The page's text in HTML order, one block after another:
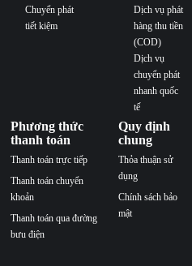
Chuyển phát
tiết kiệm
Dịch vụ phát
hàng thu tiền
(COD)
Dịch vụ
chuyển phát
nhanh quốc
tế
Phương thức
thanh toán
Thanh toán trực tiếp
Thanh toán chuyển
khoản
Thanh toán qua đường
bưu điện
Quy định
chung
Thỏa thuận sử
dụng
Chính sách bảo
mật